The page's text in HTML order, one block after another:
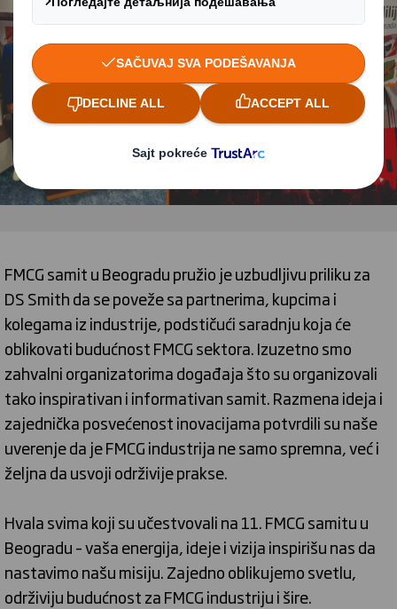
FMCG samit u Beogradu pružio je uzbudljivu priliku za
DS Smith da se poveže sa partnerima, kupcima i
kolegama iz industrije, podstičući saradnju koja će
oblikovati budućnost FMCG sektora. Izuzetno smo
zahvalni organizatorima događaja što su organizovali
tako inspirativan i informativan samit. Razmena ideja i
zajednička posvećenost inovacijama potvrdili su naše
uverenje da je FMCG industrija ne samo spremna, već i
željna da usvoji održivije prakse.
Hvala svima koji su učestvovali na 11. FMCG samitu u
Beogradu – vaša energija, ideje i vizija inspirišu nas da
nastavimo našu misiju. Zajedno oblikujemo svetlu,
održiviju budućnost za FMCG industriju i šire.